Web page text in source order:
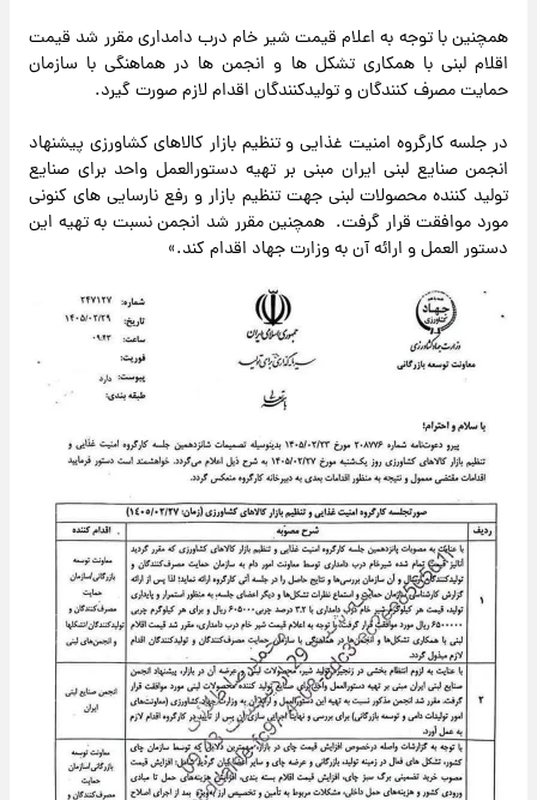
همچنین با توجه به اعلام قیمت شیر خام درب دامداری مقرر شد قیمت
اقلام لبنی با همکاری تشکل ها و انجمن ها در هماهنگی با سازمان
حمایت مصرف کنندگان و تولیدکنندگان اقدام لازم صورت گیرد.
در جلسه کارگروه امنیت غذایی و تنظیم بازار کالاهای کشاورزی پیشنهاد
انجمن صنایع لبنی ایران مبنی بر تهیه دستورالعمل واحد برای صنایع
تولید کننده محصولات لبنی جهت تنظیم بازار و رفع نارسایی های کنونی
مورد موافقت قرار گرفت. همچنین مقرر شد انجمن نسبت به تهیه این
دستور العمل و ارائه آن به وزارت جهاد اقدام کند.»